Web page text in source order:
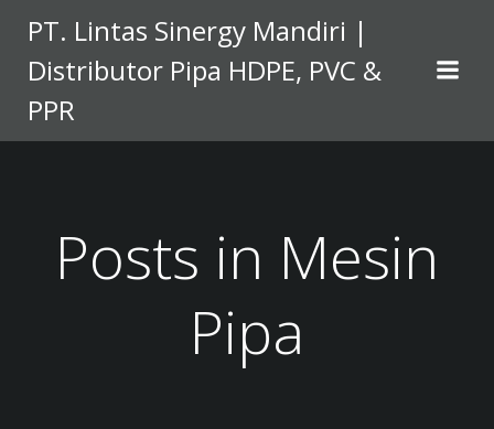
to
content
PT. Lintas Sinergy Mandiri |
Distributor Pipa HDPE, PVC &
PPR
Posts in Mesin
Pipa